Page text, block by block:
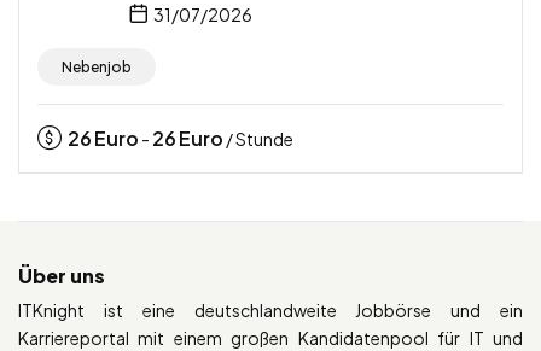
31/07/2026
Nebenjob
26Euro - 26Euro / Stunde
Über uns
ITKnight ist eine deutschlandweite Jobbörse und ein
Karriereportal mit einem großen Kandidatenpool für IT und